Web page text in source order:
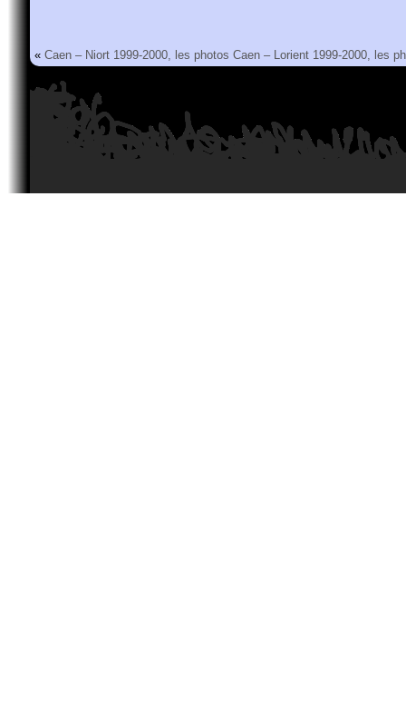
« Caen – Niort 1999-2000, les photos Caen – Lorient 1999-2000, les